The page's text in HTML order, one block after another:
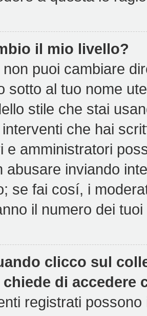
il mio livello?
puoi cambiare
sotto al tuo nome
stile che stai
che hai
e amministratori
abusare inviando
se fai cosí, i
il numero dei
clicco sul
di accedere
registrati